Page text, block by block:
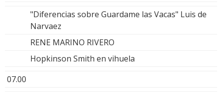
"Diferencias sobre Guardame las Vacas" Luis de
Narvaez
RENE MARINO RIVERO
Hopkinson Smith en vihuela
07.00